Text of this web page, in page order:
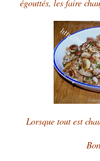
égouttés, les faire
Lorsque tout est